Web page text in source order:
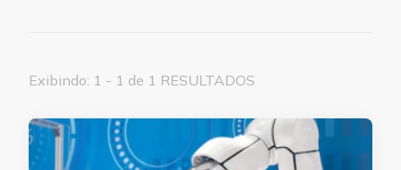
Exibindo: 1 - 1 de 1 RESULTADOS